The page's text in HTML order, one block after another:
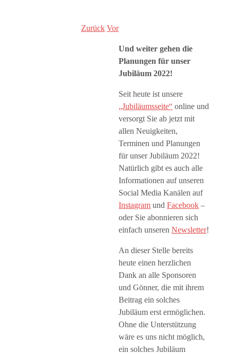
Zurück Vor
Und weiter gehen die
Planungen für unser
Jubiläum 2022!
Seit heute ist unsere
„Jubiläumsseite“ online und
versorgt Sie ab jetzt mit
allen Neuigkeiten,
Terminen und Planungen
für unser Jubiläum 2022!
Natürlich gibt es auch alle
Informationen auf unseren
Social Media Kanälen auf
Instagram undFacebook –
oder Sie abonnieren sich
einfach unserenNewsletter!
An dieser Stelle bereits
heute einen herzlichen
Dank an alle Sponsoren
und Gönner, die mit ihrem
Beitrag ein solches
Jubiläum erst ermöglichen.
Ohne die Unterstützung
wäre es uns nicht möglich,
ein solches Jubiläum